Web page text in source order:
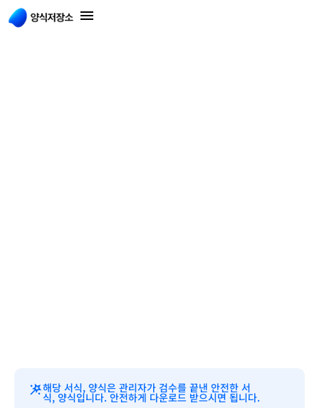
해당 서식, 양식은 관리자가 검수를 끝낸 안전한 서
식, 양식입니다. 안전하게 다운로드 받으시면 됩니다.